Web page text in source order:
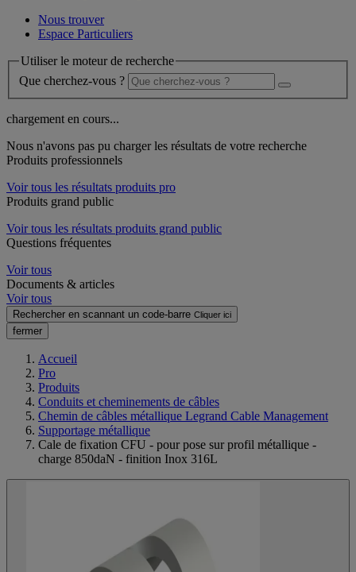
Nous trouver
Espace Particuliers
Utiliser le moteur de recherche
Que cherchez-vous ?
chargement en cours...
Nous n'avons pas pu charger les résultats de votre recherche
Produits professionnels
Voir tous les résultats produits pro
Produits grand public
Voir tous les résultats produits grand public
Questions fréquentes
Voir tous
Documents & articles
Voir tous
Rechercher en scannant un code-barre Cliquer ici
fermer
Accueil
Pro
Produits
Conduits et cheminements de câbles
Chemin de câbles métallique Legrand Cable Management
Supportage métallique
Cale de fixation CFU - pour pose sur profil métallique -
charge 850daN - finition Inox 316L